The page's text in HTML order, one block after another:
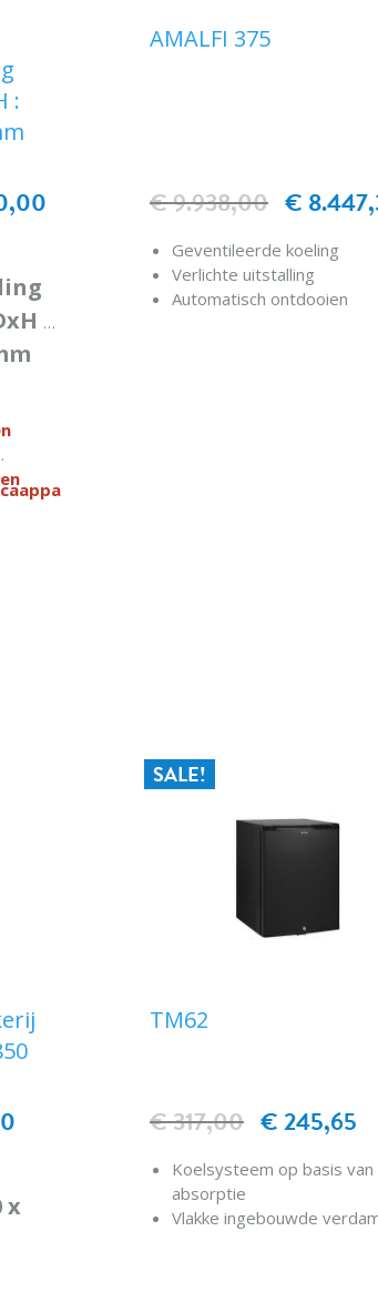
:
:
search/?
AMALFI 375
€
€ 9.938,00
Geventileerde koeling
Verlichte uitstalling
Automatisch ontdooien
x
SALE!
TM62
€ 245,65
€ 317,00
Koelsysteem op basis van
absorptie
Vlakke ingebouwde